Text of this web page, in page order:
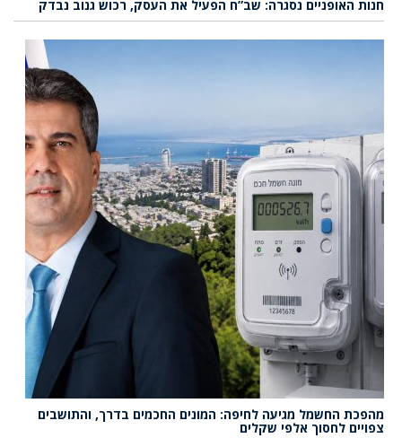
חנות האופניים נסגרה: שב”ח הפעיל את העסק, רכוש גנוב נבדק
מהפכת החשמל מגיעה לחיפה: המונים החכמים בדרך, והתושבים
צפויים לחסוך אלפי שקלים